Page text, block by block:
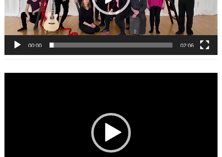
00:00 02:06